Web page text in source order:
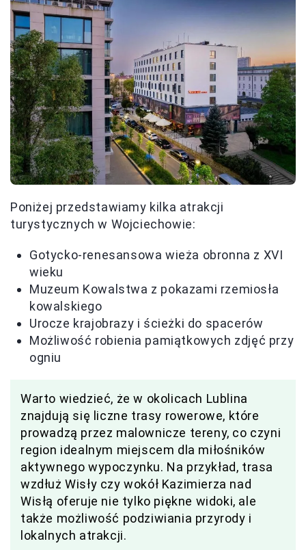
Poniżej przedstawiamy kilka atrakcji
turystycznych w Wojciechowie:
Gotycko-renesansowa wieża obronna z XVI
wieku
Muzeum Kowalstwa z pokazami rzemiosła
kowalskiego
Urocze krajobrazy i ścieżki do spacerów
Możliwość robienia pamiątkowych zdjęć przy
ogniu
Warto wiedzieć, że w okolicach Lublina
znajdują się liczne trasy rowerowe, które
prowadzą przez malownicze tereny, co czyni
region idealnym miejscem dla miłośników
aktywnego wypoczynku. Na przykład, trasa
wzdłuż Wisły czy wokół Kazimierza nad
Wisłą oferuje nie tylko piękne widoki, ale
także możliwość podziwiania przyrody i
lokalnych atrakcji.